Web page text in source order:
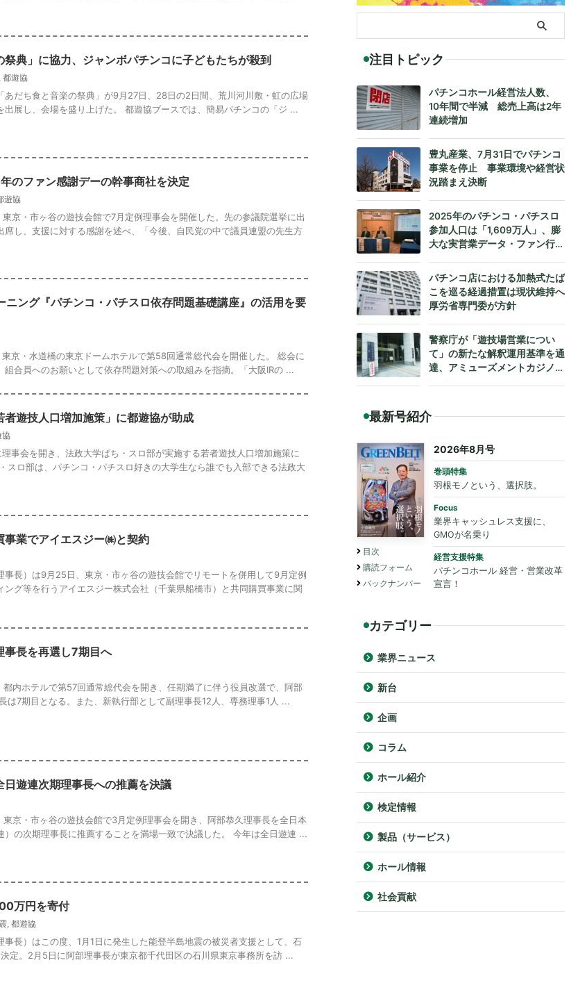
典」に協力、ジャンボパチンコに子どもたちが殺到
都遊協
あだち食と音楽の祭典」が9月27日、28日の2日間、荒川河川敷・虹の広場
出展し、会場を盛り上げた。 都遊協ブースでは、簡易パチンコの「ジ ...
のファン感謝デーの幹事商社を決定
遊協
京・市ヶ谷の遊技会館で7月定例理事会を開催した。先の参議院選挙に出
席し、支援に対する感謝を述べ、「今後、自民党の中で議員連盟の先生方
ング『パチンコ・パチスロ依存問題基礎講座』の活用を要
京・水道橋の東京ドームホテルで第58回通常総代会を開催した。 総会に
合員へのお願いとして依存問題対策への取組みを指摘。「大阪IRの ...
遊技人口増加施策」に都遊協が助成
協
事会を開き、法政大学ぱち・スロ部が実施する若者遊技人口増加施策に
スロ部は、パチンコ・パチスロ好きの大学生なら誰でも入部できる法政大
業でアイエスジー㈱と契約
事長）は9月25日、東京・市ヶ谷の遊技会館でリモートを併用して9月定例
グ等を行うアイエスジー株式会社（千葉県船橋市）と共同購買事業に関
事長を再選し7期目へ
内ホテルで第57回通常総代会を開き、任期満了に伴う役員改選で、阿部
は7期目となる。また、新執行部として副理事長12人、専務理事1人 ...
遊連次期理事長への推薦を決議
京・市ヶ谷の遊技会館で3月定例理事会を開き、阿部恭久理事長を全日本
の次期理事長に推薦することを満場一致で決議した。 今年は全日遊連 ...
万円を寄付
, 都遊協
長）はこの度、1月1日に発生した能登半島地震の被災者支援として、石
定。2月5日に阿部理事長が東京都千代田区の石川県東京事務所を訪 ...
注目トピック
パチンコホール経営法人数、
10年間で半減 総売上高は2年
連続増加
豊丸産業、7月31日でパチンコ
事業を停止 事業環境や経営状
況踏まえ決断
2025年のパチンコ・パチスロ
参加人口は「1,609万人」、膨
大な実営業データ・ファン行動
公式発表
パチンコ店における加熱式たば
こを巡る経過措置は現状維持へ
厚労省専門委が方針
警察庁が「遊技場営業につい
て」の新たな解釈運用基準を通
達、アミューズメントカジノへ
最新号紹介
目次
購読フォーム
バックナンバー
2026年8月号
巻頭特集
羽根モノという、選択肢。
Focus
業界キャッシュレス支援に、
GMOが名乗り
経営支援特集
パチンコホール 経営・営業改革
宣言！
カテゴリー
業界ニュース
新台
企画
コラム
ホール紹介
検定情報
製品（サービス）
ホール情報
社会貢献